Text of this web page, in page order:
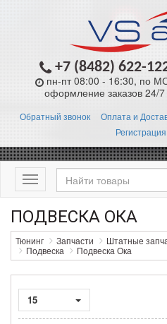
+7 (8482) 622-
пн-пт 08:00 - 16:30, по
оформление заказов 24/7
Обратный звонок Оплата и
Регистрация
Меню
ПОДВЕСКА ОКА
Тюнинг Запчасти Штатные
Подвеска
Подвеска Ока
15